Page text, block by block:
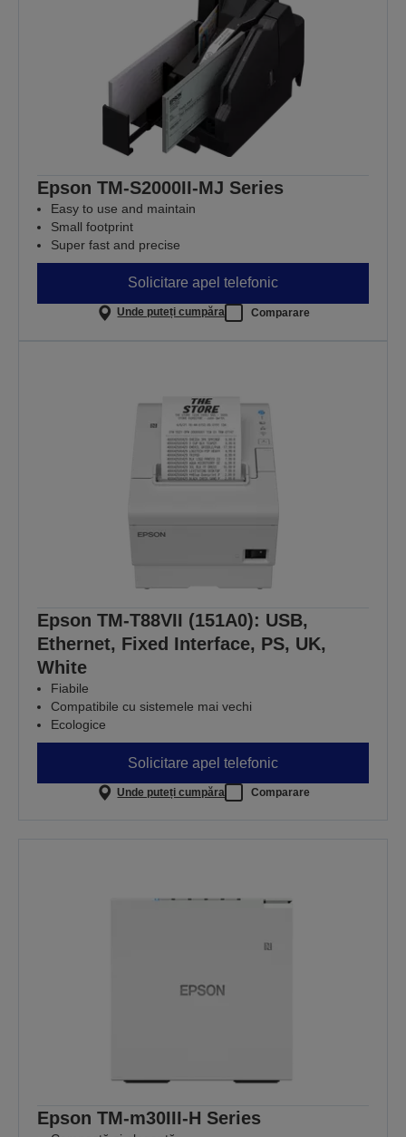
Epson TM-S2000II-MJ Series
Easy to use and maintain
Small footprint
Super fast and precise
Solicitare apel telefonic
Unde puteți cumpăra Comparare
Epson TM-T88VII (151A0): USB,
Ethernet, Fixed Interface, PS, UK,
White
Fiabile
Compatibile cu sistemele mai vechi
Ecologice
Solicitare apel telefonic
Unde puteți cumpăra Comparare
Epson TM-m30III-H Series